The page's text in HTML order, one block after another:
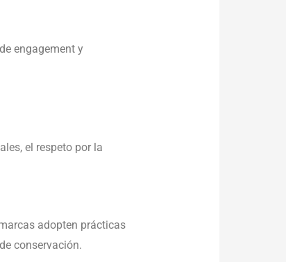
engagement y
el respeto por la
adopten prácticas
conservación.